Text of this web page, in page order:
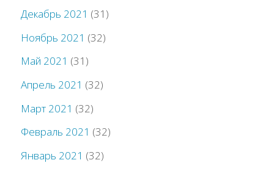
Декабрь 2021 (31)
Ноябрь 2021 (32)
Май 2021 (31)
Апрель 2021 (32)
Март 2021 (32)
Февраль 2021 (32)
Январь 2021 (32)